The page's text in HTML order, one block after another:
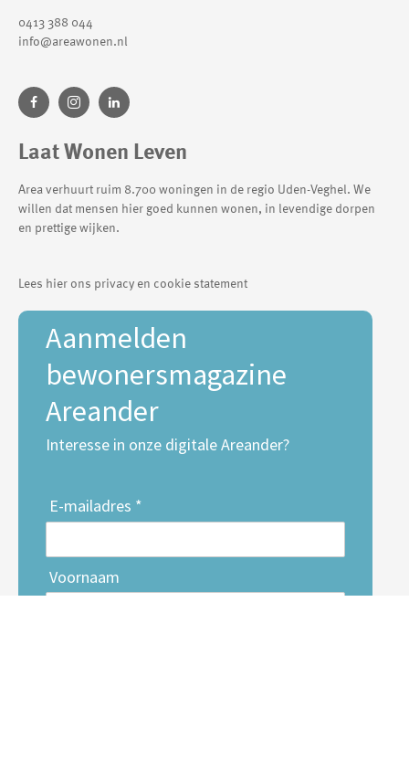
0413 388 044
info@areawonen.nl
Laat Wonen Leven
Area verhuurt ruim 8.700 woningen in de regio Uden-Veghel. We
willen dat mensen hier goed kunnen wonen, in levendige dorpen
en prettige wijken.
Lees hier ons privacy en cookie statement
Aanmelden
bewonersmagazine
Areander
Interesse in onze digitale Areander?
E-mailadres *
Voornaam